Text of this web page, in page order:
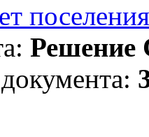
поселения
Решение